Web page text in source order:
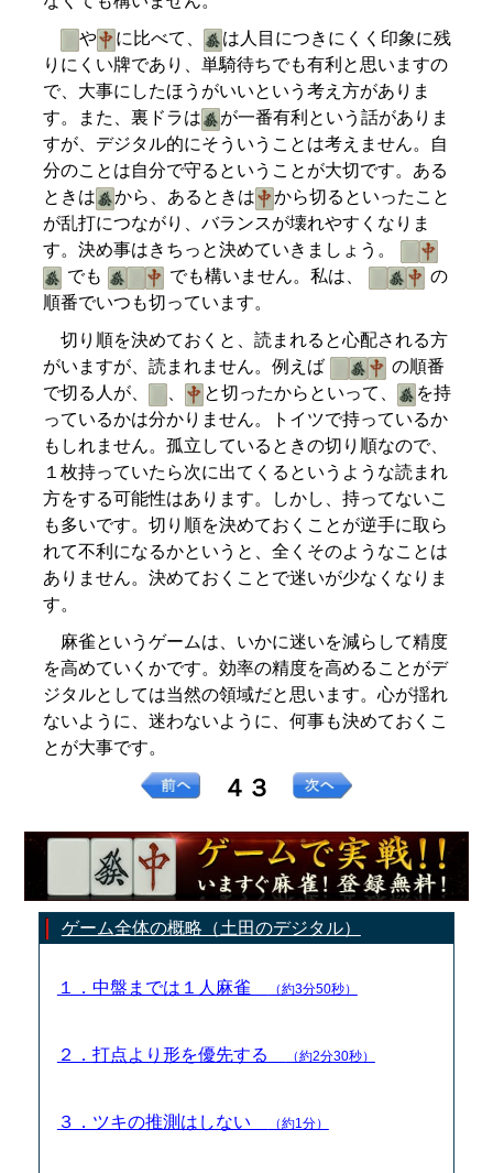
や
に比べて、
は人目につきにくく印象に残
りにくい牌であり、単騎待ちでも有利と思いますの
で、大事にしたほうがいいという考え方がありま
す。また、裏ドラは
が一番有利という話がありま
すが、デジタル的にそういうことは考えません。自
分のことは自分で守るということが大切です。ある
ときは
から、あるときは
から切るといったこと
が乱打につながり、バランスが壊れやすくなりま
す。決め事はきちっと決めていきましょう。
でも
でも構いません。私は、
の
順番でいつも切っています。
切り順を決めておくと、読まれると心配される方
がいますが、読まれません。例えば
の順番
で切る人が、
、 と切ったからといって、
を持
っているかは分かりません。トイツで持っているか
もしれません。孤立しているときの切り順なので、
１枚持っていたら次に出てくるというような読まれ
方をする可能性はあります。しかし、持ってないこ
も多いです。切り順を決めておくことが逆手に取ら
れて不利になるかというと、全くそのようなことは
ありません。決めておくことで迷いが少なくなりま
す。
麻雀というゲームは、いかに迷いを減らして精度
を高めていくかです。効率の精度を高めることがデ
ジタルとしては当然の領域だと思います。心が揺れ
ないように、迷わないように、何事も決めておくこ
とが大事です。
４３
ゲーム全体の概略（土田のデジタル）
１．中盤までは１人麻雀 （約3分50秒）
２．打点より形を優先する （約2分30秒）
３．ツキの推測はしない （約1分）